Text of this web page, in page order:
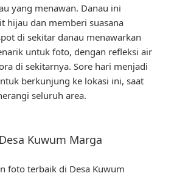
yang menawan. Danau ini
hijau dan memberi suasana
di sekitar danau menawarkan
untuk foto, dengan refleksi air
di sekitarnya. Sore hari menjadi
berkunjung ke lokasi ini, saat
seluruh area.
Kuwum Marga
foto terbaik di Desa Kuwum